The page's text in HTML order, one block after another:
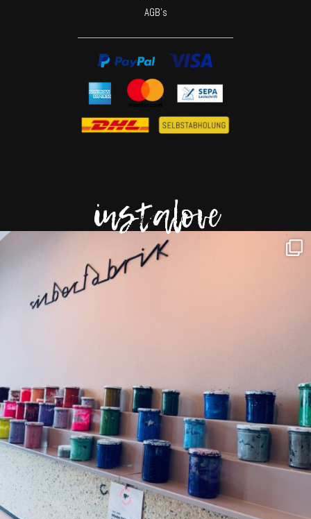
AGB’s
instalove